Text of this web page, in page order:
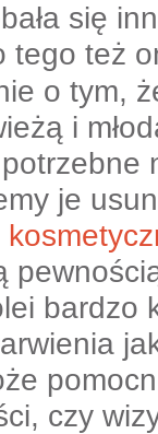
się
tego też
o tym,
i
je
bardzo
czy